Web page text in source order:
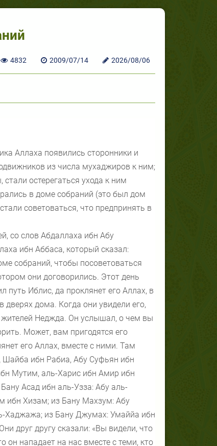
4832 2009/07/14 2026/08/06
Аллаха появились сторонники и
из числа мухаджиров к ним;
остерегаться ухода к ним
в доме собраний (это был дом
советоваться, что предпринять в
со слов Абдаллаха ибн Абу
ибн Аббаса, который сказал:
собраний, чтобы посоветоваться
они договорились. Этот день
путь Иблис, да проклянет его Аллах, в
дверях дома. Когда они увидели его,
жителей Неджда. Он услышал, о чем вы
Может, вам пригодятся его
его Аллах, вместе с ними. Там
ибн Рабиа, Абу Суфьян ибн
Мутим, аль-Харис ибн Амир ибн
Асад ибн аль-Узза: Абу аль-
ибн Хизам; из Бану Махзум: Абу
Хаджажа; из Бану Джумах: Умаййа ибн
друг другу сказали: «Вы видели, что
он нападает на нас вместе с теми, кто